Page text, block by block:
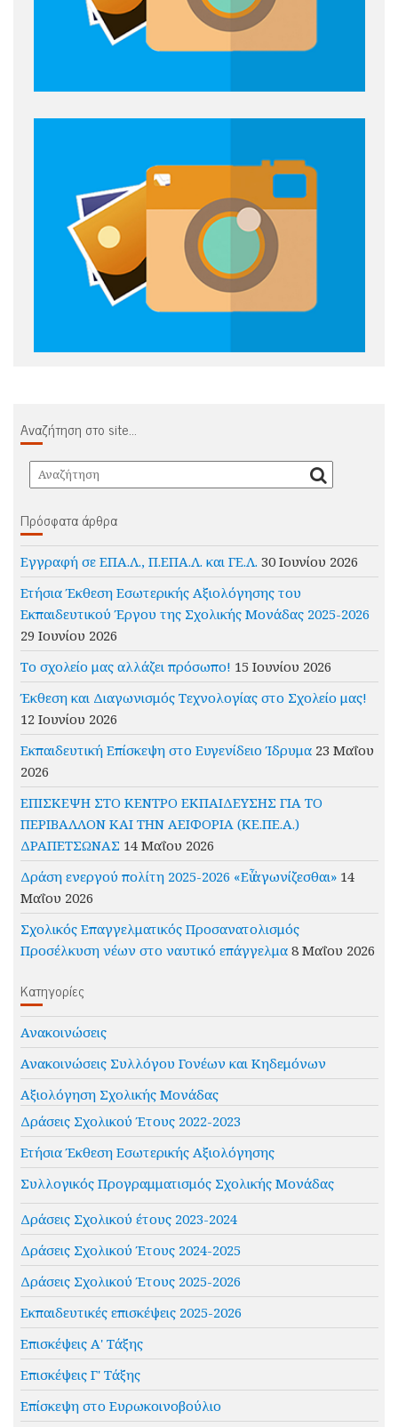
Αναζήτηση στο site…
Πρόσφατα άρθρα
Εγγραφή σε ΕΠΑ.Λ., Π.ΕΠΑ.Λ. και ΓΕ.Λ. 30 Ιουνίου 2026
Ετήσια Έκθεση Εσωτερικής Αξιολόγησης του
Εκπαιδευτικού Έργου της Σχολικής Μονάδας 2025-2026
29 Ιουνίου 2026
Το σχολείο μας αλλάζει πρόσωπο! 15 Ιουνίου 2026
Έκθεση και Διαγωνισμός Τεχνολογίας στο Σχολείο μας!
12 Ιουνίου 2026
Εκπαιδευτική Επίσκεψη στο Ευγενίδειο Ίδρυμα 23 Μαΐου
2026
ΕΠΙΣΚΕΨΗ ΣΤΟ ΚΕΝΤΡΟ ΕΚΠΑΙΔΕΥΣΗΣ ΓΙΑ ΤΟ
ΠΕΡΙΒΑΛΛΟΝ ΚΑΙ ΤΗΝ ΑΕΙΦΟΡΙΑ (ΚΕ.ΠΕ.Α.)
ΔΡΑΠΕΤΣΩΝΑΣ 14 Μαΐου 2026
Δράση ενεργού πολίτη 2025-2026 «Εὖ ἀγωνίζεσθαι» 14
Μαΐου 2026
Σχολικός Επαγγελματικός Προσανατολισμός
Προσέλκυση νέων στο ναυτικό επάγγελμα 8 Μαΐου 2026
Kατηγορίες
Ανακοινώσεις
Ανακοινώσεις Συλλόγου Γονέων και Κηδεμόνων
Αξιολόγηση Σχολικής Μονάδας
Δράσεις Σχολικού Έτους 2022-2023
Ετήσια Έκθεση Εσωτερικής Αξιολόγησης
Συλλογικός Προγραμματισμός Σχολικής Μονάδας
Δράσεις Σχολικού έτους 2023-2024
Δράσεις Σχολικού Έτους 2024-2025
Δράσεις Σχολικού Έτους 2025-2026
Εκπαιδευτικές επισκέψεις 2025-2026
Επισκέψεις Α' Τάξης
Επισκέψεις Γ' Τάξης
Επίσκεψη στο Ευρωκοινοβούλιο